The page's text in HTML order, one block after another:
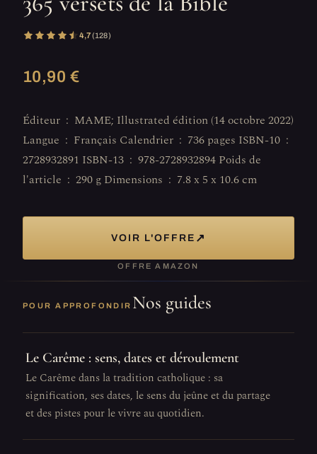
4,7(128)
10,90 €
Éditeur ‏ : ‎ MAME; Illustrated édition (14 octobre 2022)
Langue ‏ : ‎ Français Calendrier ‏ : ‎ 736 pages ISBN-10 ‏ : ‎
2728932891 ISBN-13 ‏ : ‎ 978-2728932894 Poids de
l'article ‏ : ‎ 290 g Dimensions ‏ : ‎ 7.8 x 5 x 10.6 cm
VOIR L'OFFRE ↗
OFFRE AMAZON
POUR APPROFONDIR Nos guides
Le Carême : sens, dates et déroulement
Le Carême dans la tradition catholique : sa
signification, ses dates, le sens du jeûne et du partage
et des pistes pour le vivre au quotidien.